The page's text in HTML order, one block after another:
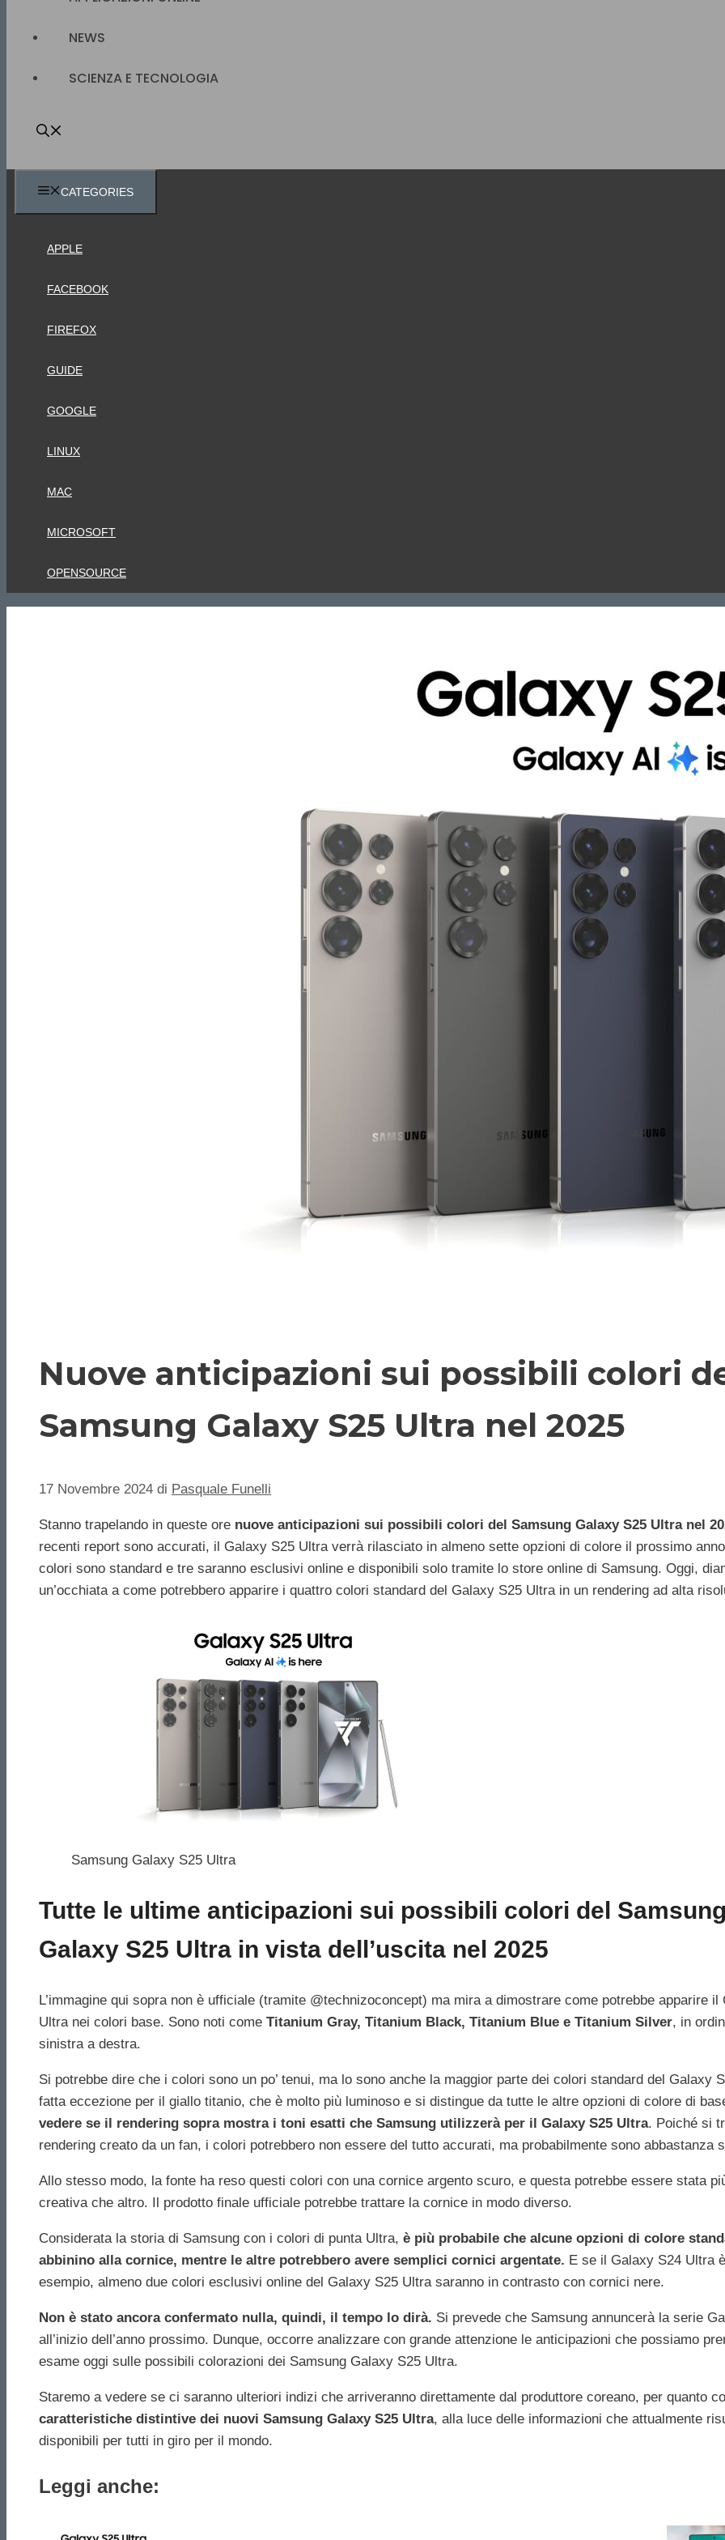
NEWS
SCIENZA E TECNOLOGIA
CATEGORIES
APPLE
FACEBOOK
FIREFOX
GUIDE
GOOGLE
LINUX
MAC
MICROSOFT
OPENSOURCE
Nuove anticipazioni sui possibili colori
Samsung Galaxy S25 Ultra nel 2025
17 Novembre 2024 di Pasquale Funelli
Stanno trapelando in queste ore nuove anticipazioni sui possibili colori del Samsung Galaxy S25 Ultra nel
recenti report sono accurati, il Galaxy S25 Ultra verrà rilasciato in almeno sette opzioni di colore il prossimo
colori sono standard e tre saranno esclusivi online e disponibili solo tramite lo store online di Samsung. Oggi,
un’occhiata a come potrebbero apparire i quattro colori standard del Galaxy S25 Ultra in un rendering ad alta
Samsung Galaxy S25 Ultra
Tutte le ultime anticipazioni sui possibili colori del
Galaxy S25 Ultra in vista dell’uscita nel 2025
L’immagine qui sopra non è ufficiale (tramite @technizoconcept) ma mira a dimostrare come potrebbe apparire il
Ultra nei colori base. Sono noti come Titanium Gray, Titanium Black, Titanium Blue e Titanium Silver, in
sinistra a destra.
Si potrebbe dire che i colori sono un po’ tenui, ma lo sono anche la maggior parte dei colori standard del Galaxy
fatta eccezione per il giallo titanio, che è molto più luminoso e si distingue da tutte le altre opzioni di colore di
vedere se il rendering sopra mostra i toni esatti che Samsung utilizzerà per il Galaxy S25 Ultra. Poiché si
rendering creato da un fan, i colori potrebbero non essere del tutto accurati, ma probabilmente sono abbastanza
Allo stesso modo, la fonte ha reso questi colori con una cornice argento scuro, e questa potrebbe essere stata
creativa che altro. Il prodotto finale ufficiale potrebbe trattare la cornice in modo diverso.
Considerata la storia di Samsung con i colori di punta Ultra, è più probabile che alcune opzioni di colore
abbinino alla cornice, mentre le altre potrebbero avere semplici cornici argentate. E se il Galaxy S24 Ultra
esempio, almeno due colori esclusivi online del Galaxy S25 Ultra saranno in contrasto con cornici nere.
Non è stato ancora confermato nulla, quindi, il tempo lo dirà. Si prevede che Samsung annuncerà la serie
all’inizio dell’anno prossimo. Dunque, occorre analizzare con grande attenzione le anticipazioni che possiamo
esame oggi sulle possibili colorazioni dei Samsung Galaxy S25 Ultra.
Staremo a vedere se ci saranno ulteriori indizi che arriveranno direttamente dal produttore coreano, per quanto
caratteristiche distintive dei nuovi Samsung Galaxy S25 Ultra, alla luce delle informazioni che attualmente
disponibili per tutti in giro per il mondo.
Leggi anche: